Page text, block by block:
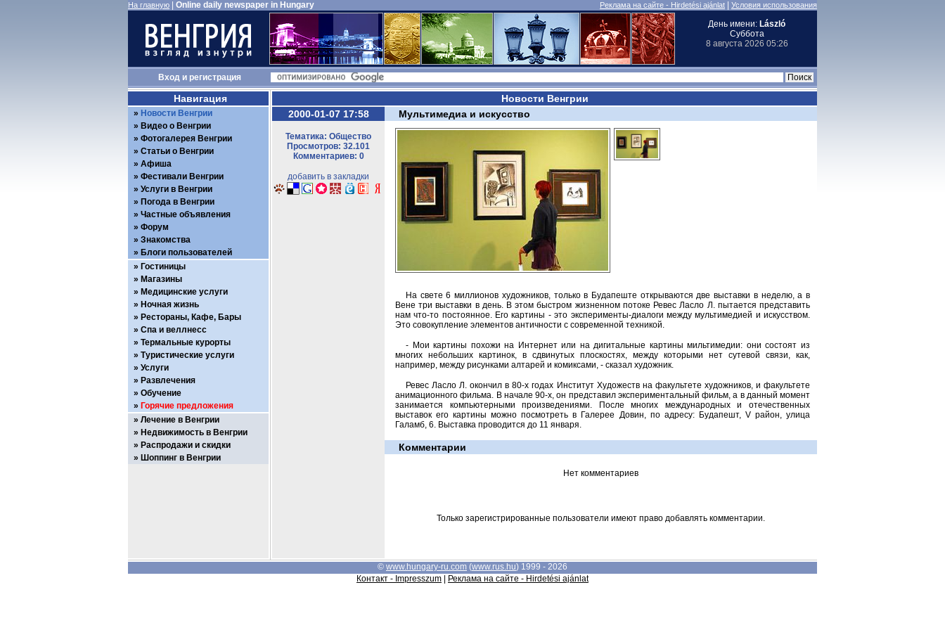
На главную Online daily newspaper in Hungary Реклама на сайте - Hirdetési ajánlat Условия использования
День имени: László
Суббота
8 августа 2026 05:26
Входи регистрация
Новости Венгрии
2000-01-07 17:58
Тематика: Общество
Просмотров: 32.101
Комментариев: 0
добавить в закладки
Мультимедиа и искусство
На свете 6 миллионов художников, только в Будапеште открываются две выставки в неделю, а в
Вене три выставки в день. В этом быстром жизненном потоке Ревес Ласло Л. пытается представить
нам что-то постоянное. Его картины - это эксперименты-диалоги между мультимедией и искусством.
Это совокупление элементов античности с современной техникой.
- Мои картины похожи на Интернет или на дигитальные картины мильтимедии: они состоят из
многих небольших картинок, в сдвинутых плоскостях, между которыми нет сутевой связи, как,
например, между рисунками алтарей и комиксами, - сказал художник.
Ревес Ласло Л. окончил в 80-х годах Институт Художеств на факультете художников, и факультете
анимационного фильма. В начале 90-х, он представил экспериментальный фильм, а в данный момент
занимается компьютерными произведениями. После многих международных и отечественных
выставок его картины можно посмотреть в Галерее Довин, по адресу: Будапешт, V район, улица
Галамб, 6. Выставка проводится до 11 января.
Комментарии
Нет комментариев
Только зарегистрированные пользователи имеют право добавлять комментарии.
Навигация
Новости Венгрии
Видео о Венгрии
Фотогалерея Венгрии
Статьи о Венгрии
Афиша
Фестивали Венгрии
Услуги в Венгрии
Погода в Венгрии
Частные объявления
Форум
Знакомства
Блоги пользователей
Гостиницы
Магазины
Медицинские услуги
Ночная жизнь
Рестораны, Кафе, Бары
Спа и веллнесс
Термальные курорты
Туристические услуги
Услуги
Развлечения
Обучение
Горячие предложения
Лечение в Венгрии
Недвижимость в Венгрии
Распродажи и скидки
Шоппинг в Венгрии
© www.hungary-ru.com (www.rus.hu) 1999 - 2026
Контакт - Impresszum
Реклама на сайте - Hirdetési ajánlat